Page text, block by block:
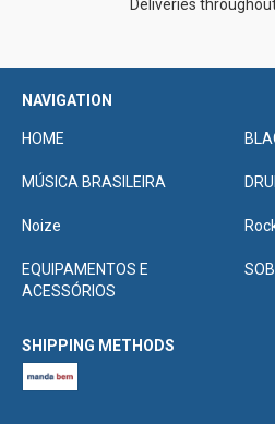
Deliveries
NAVIGATION
HOME
MÚSICA BRASILEIRA
Noize
EQUIPAMENTOS E
ACESSÓRIOS
SHIPPING METHODS